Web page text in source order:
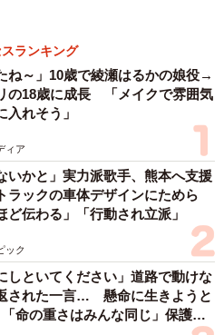
「武智丸」より）
いが意外に傷みが少ない
智丸は、昨年までは自由に立
みを捨てたり魚のえさをばら
民から苦情が出たので、県が
すよ」
ランキング
ね～」10歳で綾瀬はるかの娘役→
の18歳に成長 「メイクで雰囲気
入れそう」
ィア
いかと」実力派歌手、熊本へ支援
ックの車体デザインにためら
伝わる」「行動され立派」
ック
しといてください」道路で動けな
された一言… 懸命に生きようと
命の重さはみんな同じ」保護団